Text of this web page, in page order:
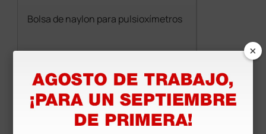
Bolsa de naylon para pulsioxímetros
(Precio sin IVA)
1 ud.
Productos similares
×